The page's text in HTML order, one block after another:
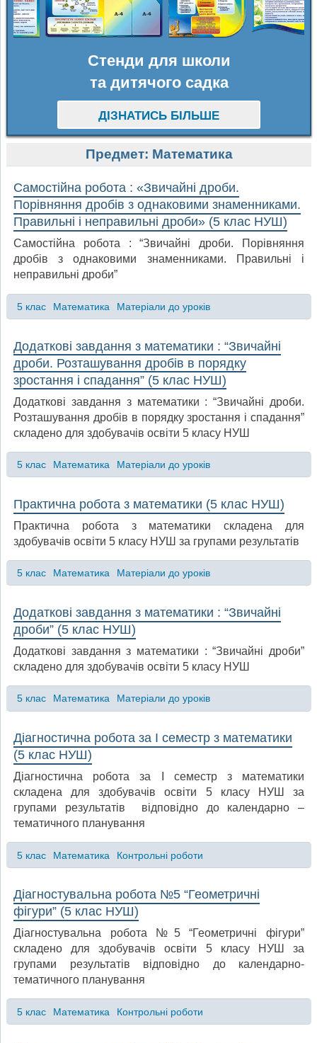
Стенди для школи
та дитячого садка
ДІЗНАТИСЬ БІЛЬШЕ
Предмет: Математика
Самостійна робота : «Звичайні дроби.
Порівняння дробів з однаковими знаменниками.
Правильні і неправильні дроби» (5 клас НУШ)
Самостійна робота : “Звичайні дроби. Порівняння
дробів з однаковими знаменниками. Правильні і
неправильні дроби”
5 клас Математика Матеріали до уроків
Додаткові завдання з математики : “Звичайні
дроби. Розташування дробів в порядку
зростання і спадання” (5 клас НУШ)
Додаткові завдання з математики : “Звичайні дроби.
Розташування дробів в порядку зростання і спадання”
складено для здобувачів освіти 5 класу НУШ
5 клас Математика Матеріали до уроків
Практична робота з математики (5 клас НУШ)
Практична робота з математики складена для
здобувачів освіти 5 класу НУШ за групами результатів
5 клас Математика Матеріали до уроків
Додаткові завдання з математики : “Звичайні
дроби” (5 клас НУШ)
Додаткові завдання з математики : “Звичайні дроби”
складено для здобувачів освіти 5 класу НУШ
5 клас Математика Матеріали до уроків
Діагностична робота за І семестр з математики
(5 клас НУШ)
Діагностична робота за І семестр з математики
складена для здобувачів освіти 5 класу НУШ за
групами результатів відповідно до календарно –
тематичного планування
5 клас Математика Контрольні роботи
Діагностувальна робота №5 “Геометричні
фігури” (5 клас НУШ)
Діагностувальна робота №5 “Геометричні фігури”
складено для здобувачів освіти 5 класу НУШ за
групами результатів відповідно до календарно-
тематичного планування
5 клас Математика Контрольні роботи